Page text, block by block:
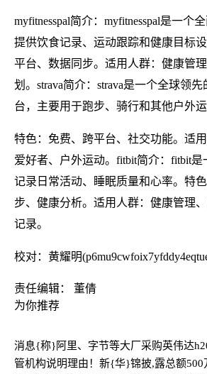
myfitnesspal简介：myfitnesspal是一个
提供饮食记录、运动跟踪和健康目标
平台、数据同步。适用人群：健康管
划。strava简介：strava是一个全球领
台，主要用于跑步、骑行和其他户外运
特色：免费、跨平台、社交功能。适
爱好者、户外运动。fitbit简介：fitbit
记录日常活动、睡眠质量和心率。特
步、健康分析。适用人群：健康管理
记录。
校对：黄耀明
责任编辑： 董倩
为你推荐
消息{称}阿里、字节等大厂采购英伟达
管机构说明理由！ 新{华}锦披,露总额500